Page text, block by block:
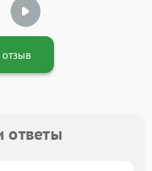
отзыв
ответы